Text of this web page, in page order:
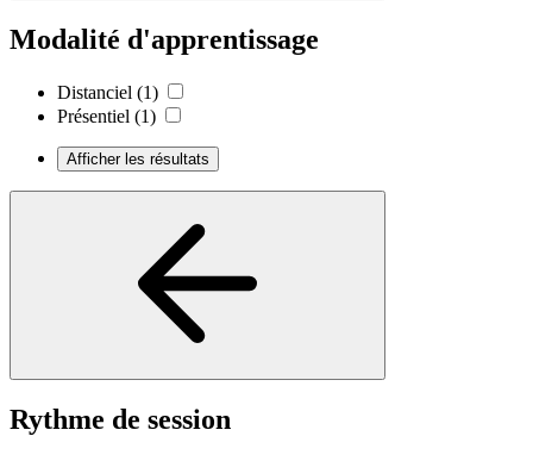
Modalité d'apprentissage
Distanciel (1)
Présentiel (1)
Afficher les résultats
Rythme de session